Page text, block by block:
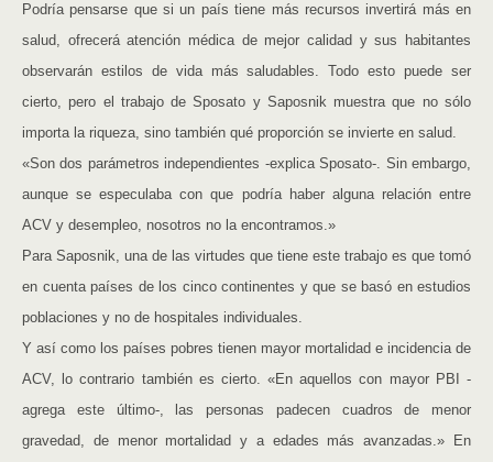
Podría pensarse que si un país tiene más recursos invertirá más en
salud, ofrecerá atención médica de mejor calidad y sus habitantes
observarán estilos de vida más saludables. Todo esto puede ser
cierto, pero el trabajo de Sposato y Saposnik muestra que no sólo
importa la riqueza, sino también qué proporción se invierte en salud.
«Son dos parámetros independientes -explica Sposato-. Sin embargo,
aunque se especulaba con que podría haber alguna relación entre
ACV y desempleo, nosotros no la encontramos.»
Para Saposnik, una de las virtudes que tiene este trabajo es que tomó
en cuenta países de los cinco continentes y que se basó en estudios
poblaciones y no de hospitales individuales.
Y así como los países pobres tienen mayor mortalidad e incidencia de
ACV, lo contrario también es cierto. «En aquellos con mayor PBI -
agrega este último-, las personas padecen cuadros de menor
gravedad, de menor mortalidad y a edades más avanzadas.» En